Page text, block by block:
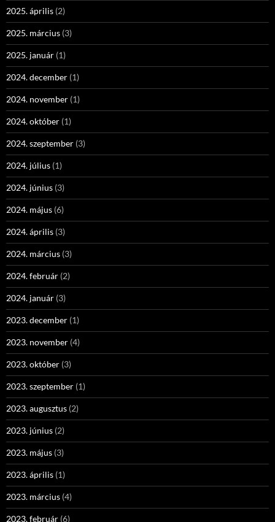
2025. április (2)
2025. március (3)
2025. január (1)
2024. december (1)
2024. november (1)
2024. október (1)
2024. szeptember (3)
2024. július (1)
2024. június (3)
2024. május (6)
2024. április (3)
2024. március (3)
2024. február (2)
2024. január (3)
2023. december (1)
2023. november (4)
2023. október (3)
2023. szeptember (1)
2023. augusztus (2)
2023. június (2)
2023. május (3)
2023. április (1)
2023. március (4)
2023. február (6)